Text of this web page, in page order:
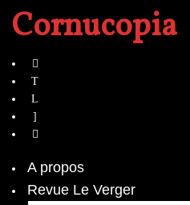
Cornucopia
A propos
Revue Le Verger